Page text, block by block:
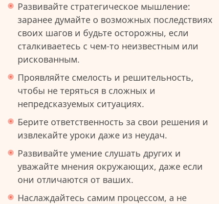
Развивайте стратегическое мышление:
заранее думайте о возможных последствиях
своих шагов и будьте осторожны, если
сталкиваетесь с чем-то неизвестным или
рискованным.
Проявляйте смелость и решительность,
чтобы не теряться в сложных и
непредсказуемых ситуациях.
Берите ответственность за свои решения и
извлекайте уроки даже из неудач.
Развивайте умение слушать других и
уважайте мнения окружающих, даже если
они отличаются от ваших.
Наслаждайтесь самим процессом, а не